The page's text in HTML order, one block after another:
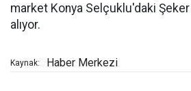
market Konya Selçuklu'daki
alıyor.
Kaynak: Haber Merkezi